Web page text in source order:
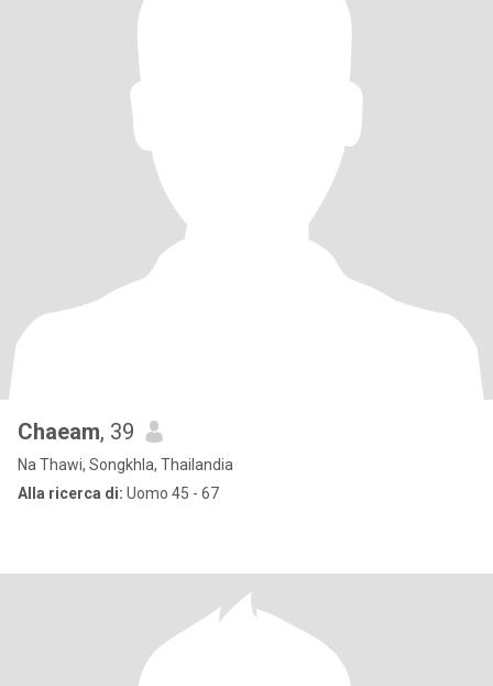
Chaeam, 39
Na Thawi, Songkhla, Thailandia
Alla ricerca di: Uomo 45 - 67